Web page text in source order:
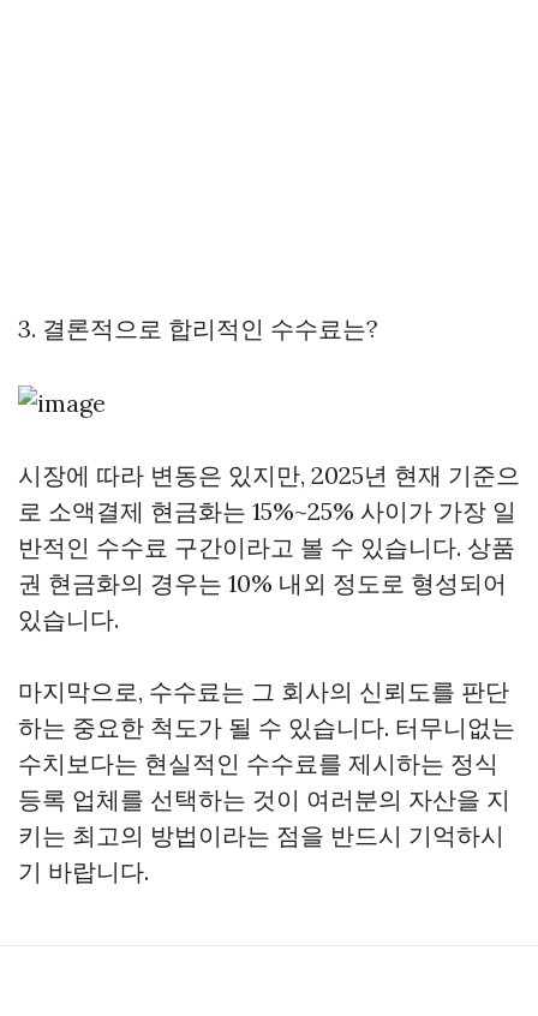
3. 결론적으로 합리적인 수수료는?
시장에 따라 변동은 있지만, 2025년 현재 기준으
로 소액결제 현금화는 15%~25% 사이가 가장 일
반적인 수수료 구간이라고 볼 수 있습니다. 상품
권 현금화의 경우는 10% 내외 정도로 형성되어
있습니다.
마지막으로, 수수료는 그 회사의 신뢰도를 판단
하는 중요한 척도가 될 수 있습니다. 터무니없는
수치보다는 현실적인 수수료를 제시하는 정식
등록 업체를 선택하는 것이 여러분의 자산을 지
키는 최고의 방법이라는 점을 반드시 기억하시
기 바랍니다.